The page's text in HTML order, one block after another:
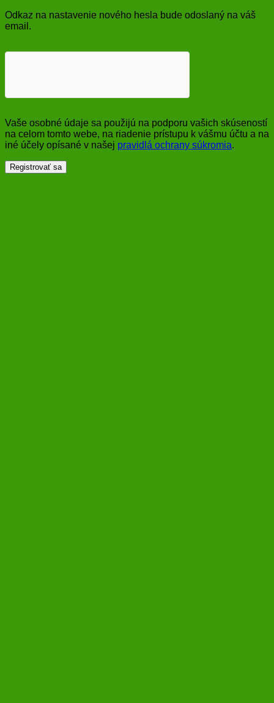
Odkaz na nastavenie nového hesla bude odoslaný na váš
email.
Vaše osobné údaje sa použijú na podporu vašich skúseností
na celom tomto webe, na riadenie prístupu k vášmu účtu a na
iné účely opísané v našej pravidlá ochrany súkromia.
Registrovať sa